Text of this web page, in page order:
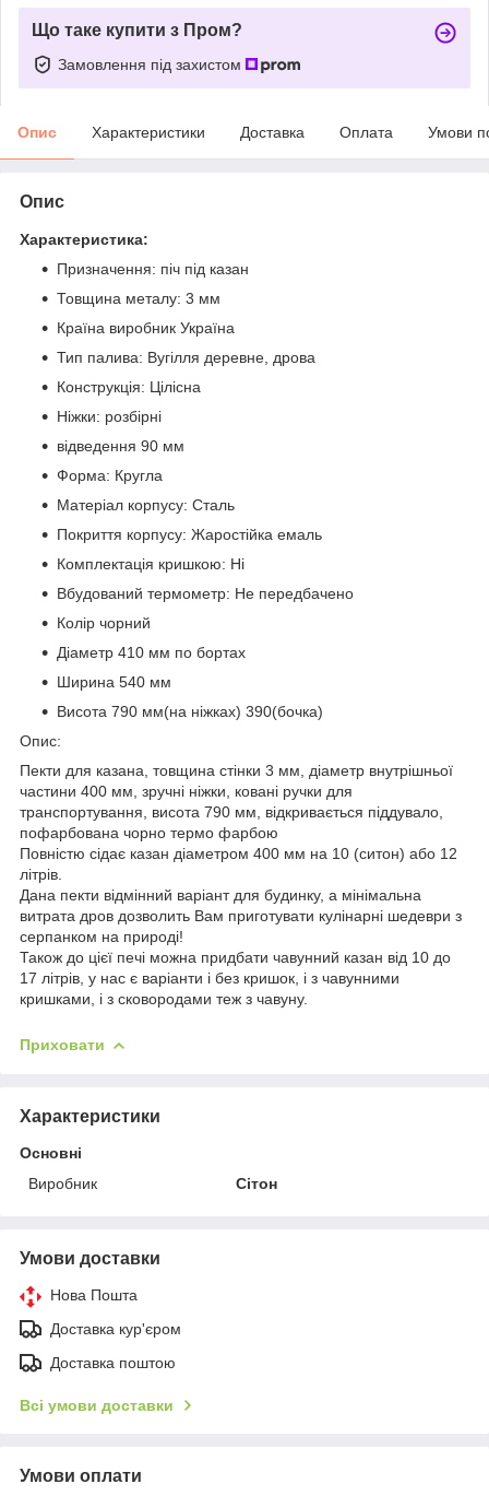
Що таке купити з Пром?
Замовлення під захистом
Опис Характеристики Доставка Оплата Умови
Опис
Характеристика:
Призначення: піч під казан
Товщина металу: 3 мм
Країна виробник Україна
Тип палива: Вугілля деревне, дрова
Конструкція: Цілісна
Ніжки: розбірні
відведення 90 мм
Форма: Кругла
Матеріал корпусу: Сталь
Покриття корпусу: Жаростійка емаль
Комплектація кришкою: Ні
Вбудований термометр: Не передбачено
Колір чорний
Діаметр 410 мм по бортах
Ширина 540 мм
Висота 790 мм(на ніжках) 390(бочка)
Опис:
Пекти для казана, товщина стінки 3 мм, діаметр внутрішньої
частини 400 мм, зручні ніжки, ковані ручки для
транспортування, висота 790 мм, відкривається піддувало,
пофарбована чорно термо фарбою
Повністю сідає казан діаметром 400 мм на 10 (ситон) або 12
літрів.
Дана пекти відмінний варіант для будинку, а мінімальна
витрата дров дозволить Вам приготувати кулінарні шедеври з
серпанком на природі!
Також до цієї печі можна придбати чавунний казан від 10 до
17 літрів, у нас є варіанти і без кришок, і з чавунними
кришками, і з сковородами теж з чавуну.
Приховати
Характеристики
Основні
Виробник
Сітон
Умови доставки
Нова Пошта
Доставка кур'єром
Доставка поштою
Всі умови доставки
Умови оплати